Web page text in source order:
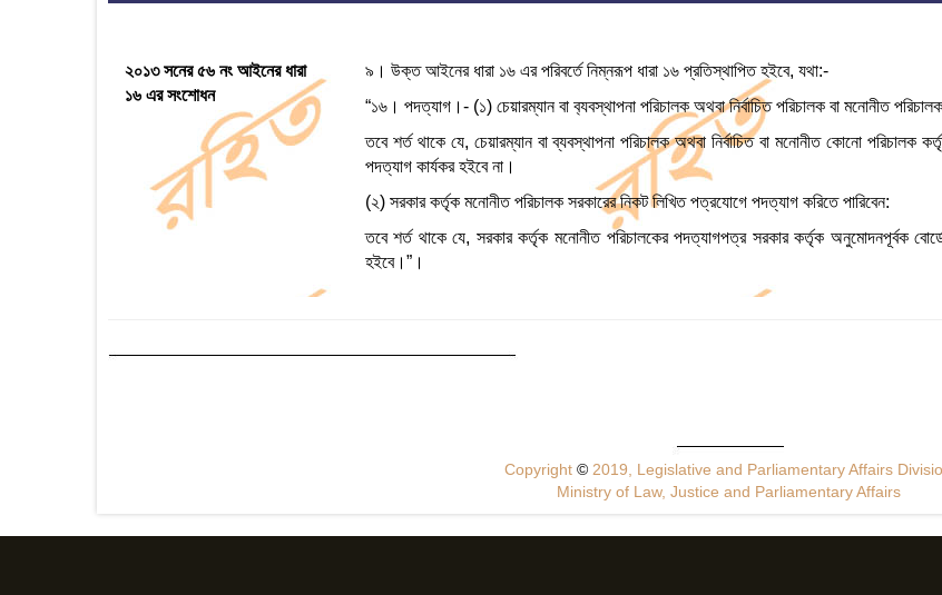
২০১৩ সনের ৫৬ নং আইনের ধারা
১৬ এর সংশোধন
৯। উক্ত আইনের ধারা ১৬ এর পরিবর্তে নিম্নরূপ ধারা ১৬ প্রতিস্থাপিত হইবে, যথা:-
“১৬। পদত্যাগ।- (১) চেয়ারম্যান বা ব‍্যবস্থাপনা পরিচালক অথবা নির্বাচিত পরিচালক বা মনোনীত
তবে শর্ত থাকে যে, চেয়ারম্যান বা ব্যবস্থাপনা পরিচালক অথবা নির্বাচিত বা মনোনীত কোনো
পদত্যাগ কার্যকর হইবে না।
(২) সরকার কর্তৃক মনোনীত পরিচালক সরকারের নিকট লিখিত পত্রযোগে পদত্যাগ করিতে পারিবেন:
তবে শর্ত থাকে যে, সরকার কর্তৃক মনোনীত পরিচালকের পদত্যাগপত্র সরকার কর্তৃক অনুমোদনপূর্বক
হইবে।”।
Copyright© 2019, Legislative and Parliamentary Affairs
Ministry of Law, Justice and Parliamentary Affairs